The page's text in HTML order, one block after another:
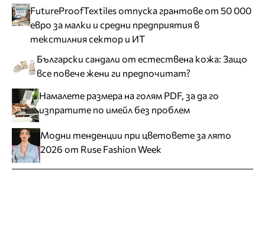
FutureProofTextiles отпуска грантове от 50 000
евро за малки и средни предприятия в
текстилния сектор и ИТ
Български сандали от естествена кожа: Защо
все повече жени ги предпочитат?
Намалете размера на голям PDF, за да го
изпратите по имейл без проблем
Модни тенденции при цветовете за лято
2026 от Ruse Fashion Week